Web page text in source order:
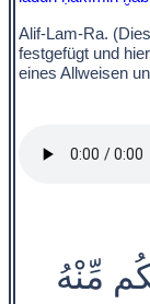
Alif-Lam-Ra.
festgefügt und
eines Allweisen
مِّنْهُ